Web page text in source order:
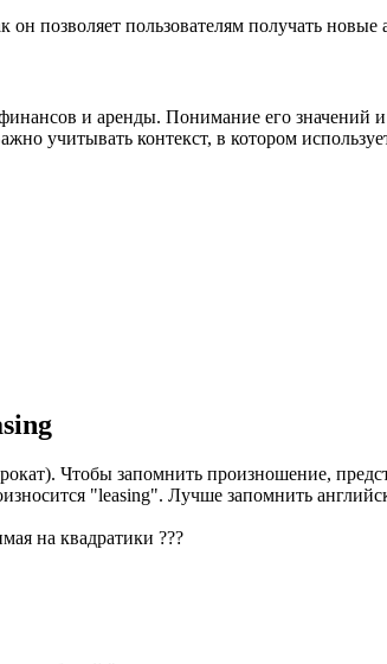
позволяет пользователям получать
и аренды. Понимание его значений
учитывать контекст, в котором
Чтобы запомнить произношение,
"leasing". Лучше запомнить
на квадратики ???